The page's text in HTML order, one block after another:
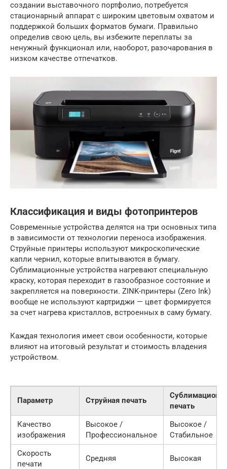
создании выставочного портфолио, потребуется
стационарный аппарат с широким цветовым охватом и
поддержкой больших форматов бумаги. Правильно
определив свою цель, вы избежите переплаты за
ненужный функционал или, наоборот, разочарования в
низком качестве отпечатков.
Классификация и виды фотопринтеров
Современные устройства делятся на три основных типа
в зависимости от технологии переноса изображения.
Струйные принтеры используют микроскопические
капли чернил, которые впитываются в бумагу.
Сублимационные устройства нагревают специальную
краску, которая переходит в газообразное состояние и
закрепляется на поверхности. ZINK-принтеры (Zero Ink)
вообще не используют картриджи — цвет формируется
за счет нагрева кристаллов, встроенных в саму бумагу.
Каждая технология имеет свои особенности, которые
влияют на итоговый результат и стоимость владения
устройством.
Параметр Струйная печать
печать
Качество
изображения
Высокое /
Профессиональное
Высокое /
Стабильное
Скорость
печати
Средняя Высокая